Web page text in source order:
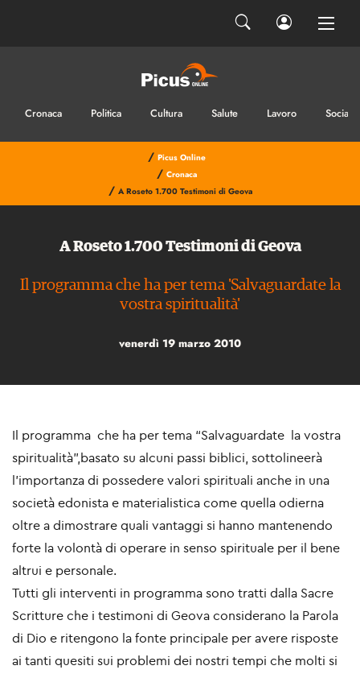
Cronaca Politica Cultura Salute Lavoro Sociale
/ Picus Online
/ Cronaca
/ A Roseto 1.700 Testimoni di Geova
A Roseto 1.700 Testimoni di Geova
Il programma che ha per tema 'Salvaguardate la
vostra spiritualità'
venerdì 19 marzo 2010
Il programma che ha per tema “Salvaguardate la vostra
spiritualità”,basato su alcuni passi biblici, sottolineerà
l’importanza di possedere valori spirituali anche in una
società edonista e materialistica come quella odierna
oltre a dimostrare quali vantaggi si hanno mantenendo
forte la volontà di operare in senso spirituale per il bene
altrui e personale.
Tutti gli interventi in programma sono tratti dalla Sacre
Scritture che i testimoni di Geova considerano la Parola
di Dio e ritengono la fonte principale per avere risposte
ai tanti quesiti sui problemi dei nostri tempi che molti si